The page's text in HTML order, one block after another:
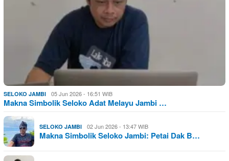
SELOKO JAMBI 05 Jun 2026 - 16:51 WIB
Makna Simbolik Seloko Adat Melayu Jambi …
SELOKO JAMBI 02 Jun 2026 - 13:47 WIB
Makna Simbolik Seloko Jambi: Petai Dak B…